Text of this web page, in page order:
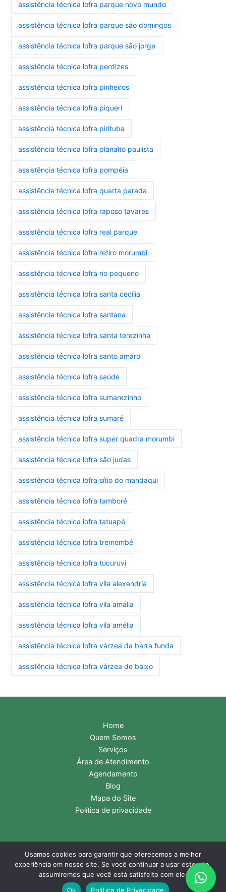
assistência técnica lofra parque novo mundo
assistência técnica lofra parque são domingos
assistência técnica lofra parque são jorge
assistência técnica lofra perdizes
assistência técnica lofra pinheiros
assistência técnica lofra piqueri
assistência técnica lofra pirituba
assistência técnica lofra planalto paulista
assistência técnica lofra pompéia
assistência técnica lofra quarta parada
assistência técnica lofra raposo tavares
assistência técnica lofra real parque
assistência técnica lofra retiro morumbi
assistência técnica lofra rio pequeno
assistência técnica lofra santa cecília
assistência técnica lofra santana
assistência técnica lofra santa terezinha
assistência técnica lofra santo amaro
assistência técnica lofra saúde
assistência técnica lofra sumarezinho
assistência técnica lofra sumaré
assistência técnica lofra super quadra morumbi
assistência técnica lofra são judas
assistência técnica lofra sítio do mandaqui
assistência técnica lofra tamboré
assistência técnica lofra tatuapé
assistência técnica lofra tremembé
assistência técnica lofra tucuruvi
assistência técnica lofra vila alexandria
assistência técnica lofra vila amália
assistência técnica lofra vila amélia
assistência técnica lofra várzea da barra funda
assistência técnica lofra várzea de baixo
Home
Quem Somos
Serviços
Área de Atendimento
Agendamento
Blog
Mapa do Site
Política de privacidade
Copyright © 2026 Assistência Técnica Lofra | Central de
Atendimento:11 2985-9116- WhatsApp: 11 99331-2476
Usamos cookies para garantir que oferecemos a melhor
experiência em nosso site. Se você continuar a usar este site,
assumiremos que você está satisfeito com ele.
Ok
Política de Privacidade